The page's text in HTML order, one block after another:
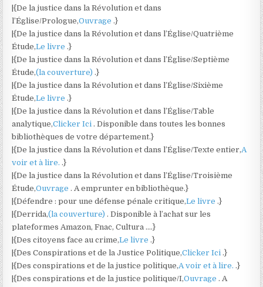
|{De la justice dans la Révolution et dans
l’Église/Prologue,Ouvrage.}
|{De la justice dans la Révolution et dans l’Église/Quatrième
Étude,Le livre.}
|{De la justice dans la Révolution et dans l’Église/Septième
Étude,(la couverture).}
|{De la justice dans la Révolution et dans l’Église/Sixième
Étude,Le livre.}
|{De la justice dans la Révolution et dans l’Église/Table
analytique,Clicker Ici. Disponible dans toutes les bonnes
bibliothèques de votre département.}
|{De la justice dans la Révolution et dans l’Église/Texte entier,A
voir et à lire..}
|{De la justice dans la Révolution et dans l’Église/Troisième
Étude,Ouvrage. A emprunter en bibliothèque.}
|{Défendre : pour une défense pénale critique,Le livre.}
|{Derrida,(la couverture). Disponible à l’achat sur les
plateformes Amazon, Fnac, Cultura ….}
|{Des citoyens face au crime,Le livre.}
|{Des Conspirations et de la Justice Politique,Clicker Ici.}
|{Des conspirations et de la justice politique,A voir et à lire..}
|{Des conspirations et de la justice politique/I,Ouvrage. A